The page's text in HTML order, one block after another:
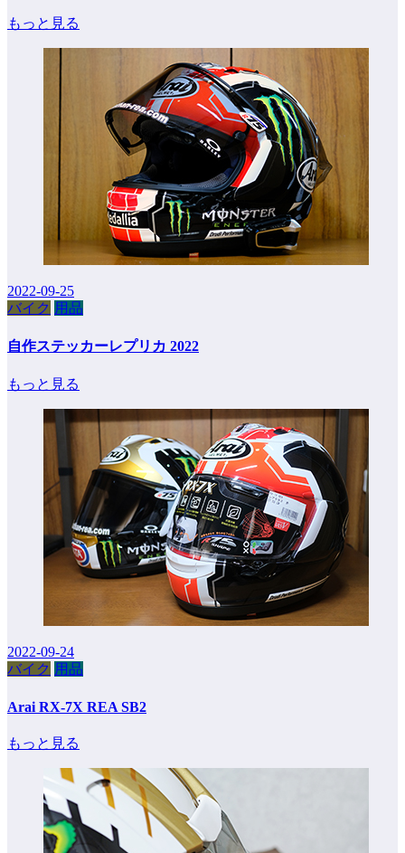
もっと見る
2022-09-25
バイク 用品
自作ステッカーレプリカ 2022
もっと見る
2022-09-24
バイク 用品
Arai RX-7X REA SB2
もっと見る